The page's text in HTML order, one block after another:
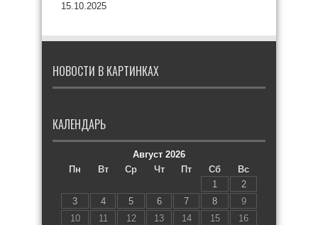
15.10.2025
НОВОСТИ В КАРТИНКАХ
КАЛЕНДАРЬ
Август 2026
Пн
Вт Ср Чт Пт Сб
Вс
1
2
3
4 5 6 7 8
9
10
11 12 13 14 15
16